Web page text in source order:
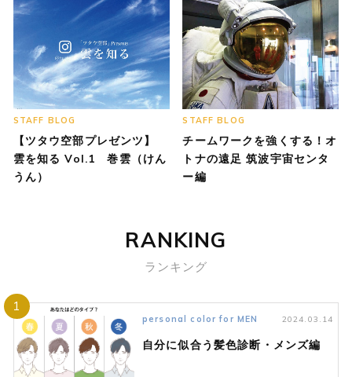
STAFF BLOG
【ツタウ空部プレゼンツ】
雲を知る Vol.1 巻雲（けん
うん）
STAFF BLOG
チームワークを強くする！オ
トナの遠足 筑波宇宙センタ
ー編
RANKING
ランキング
1
personal color for MEN 2024.03.14
自分に似合う髪色診断・メンズ編